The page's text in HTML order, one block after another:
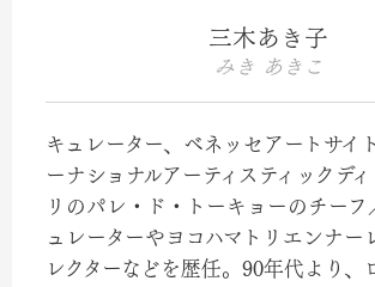
三木あき子
みき あきこ
キュレーター、ベネッセアートサイ
ーナショナルアーティスティックデ
リのパレ・ド・トーキョーのチーフ
ュレーターやヨコハマトリエンナー
レクターなどを歴任。90年代より、